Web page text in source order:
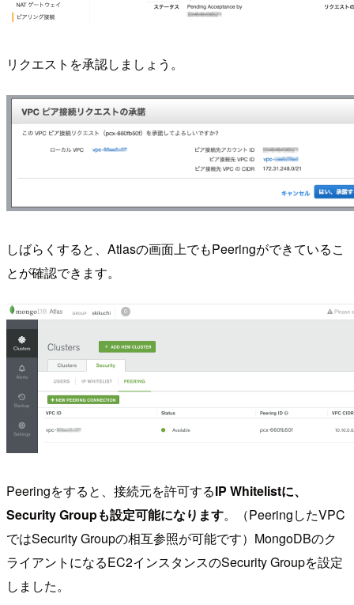
リクエストを承認しましょう。
しばらくすると、Atlasの画面上でもPeeringができているこ
とが確認できます。
Peeringをすると、接続元を許可するIP Whitelistに、
Security Groupも設定可能になります。（PeeringしたVPC
ではSecurity Groupの相互参照が可能です）MongoDBのク
ライアントになるEC2インスタンスのSecurity Groupを設定
しました。